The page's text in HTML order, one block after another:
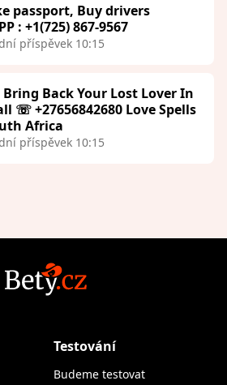
passport, Buy drivers
: +1(725) 867-9567
příspěvek 10:15
Bring Back Your Lost Lover In
☏ +27656842680 Love Spells
Africa
příspěvek 10:15
Testování
Budeme testovat